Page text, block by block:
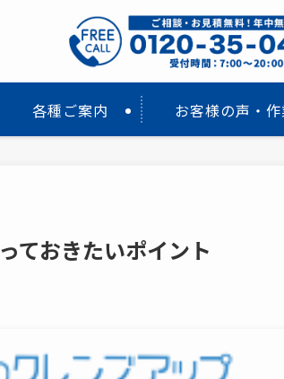
各種ご案内 お客様の声・
ておきたいポイント